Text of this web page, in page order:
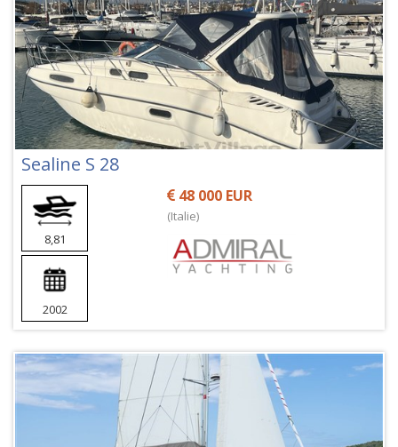
Sealine S 28
8,81
2002
48 000 EUR
(Italie)